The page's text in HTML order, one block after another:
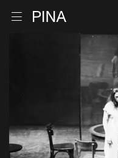
Menu öffnen